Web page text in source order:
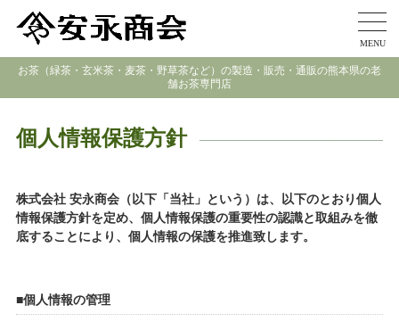
MENU
お茶（緑茶・玄米茶・麦茶・野草茶など）の製造・販売・通販の熊本県の老
舗お茶専門店
個人情報保護方針
株式会社 安永商会（以下「当社」という）は、以下のとおり個人
情報保護方針を定め、個人情報保護の重要性の認識と取組みを徹
底することにより、個人情報の保護を推進致します。
■個人情報の管理